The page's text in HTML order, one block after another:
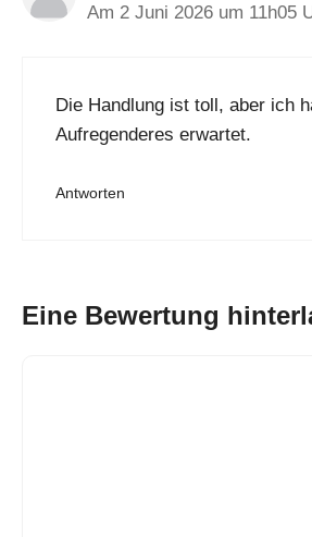
Am 2 Juni 2026 um 11h05
Die Handlung ist toll, aber ich
Aufregenderes erwartet.
Antworten
Eine Bewertung